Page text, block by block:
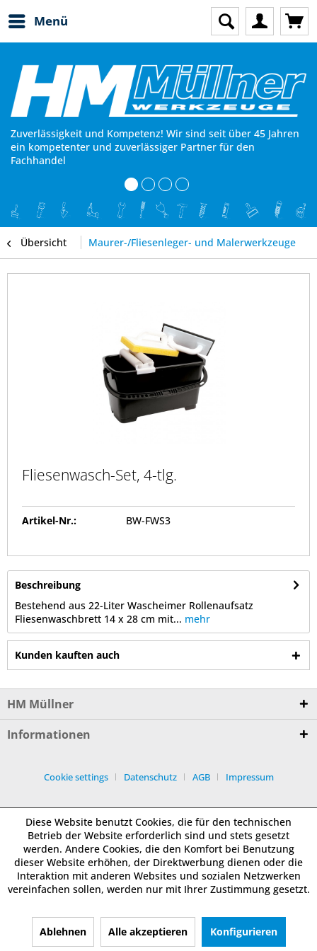
Menü
Zuverlässigkeit und Kompetenz! Wir sind seit über 45 Jahren
ein kompetenter und zuverlässiger Partner für den
Fachhandel
Übersicht Maurer-/Fliesenleger- und Malerwerkzeuge
Fliesenwasch-Set, 4-tlg.
Artikel-Nr.: BW-FWS3
Beschreibung
Bestehend aus 22-Liter Wascheimer Rollenaufsatz
Fliesenwaschbrett 14 x 28 cm mit... mehr
Kunden kauften auch
HM Müllner
Informationen
Cookie settings Datenschutz AGB Impressum
Diese Website benutzt Cookies, die für den technischen
Betrieb der Website erforderlich sind und stets gesetzt
werden. Andere Cookies, die den Komfort bei Benutzung
dieser Website erhöhen, der Direktwerbung dienen oder die
Interaktion mit anderen Websites und sozialen Netzwerken
vereinfachen sollen, werden nur mit Ihrer Zustimmung gesetzt.
Ablehnen Alle akzeptieren Konfigurieren